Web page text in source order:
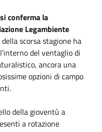
conferma la
Legambiente
scorsa stagione ha
del ventaglio di
ancora una
opzioni di campo
della gioventù a
a rotazione